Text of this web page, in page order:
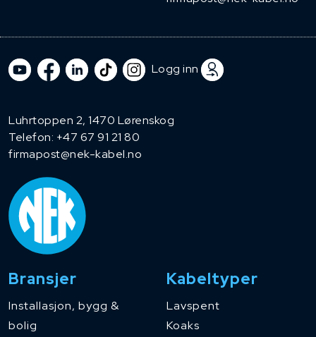
Logg inn
Luhrtoppen 2, 1470 Lørenskog
Telefon: +47 67 91 21 80
firmapost@nek-kabel.no
Bransjer
Installasjon, bygg &
bolig
Kabeltyper
Lavspent
Koaks